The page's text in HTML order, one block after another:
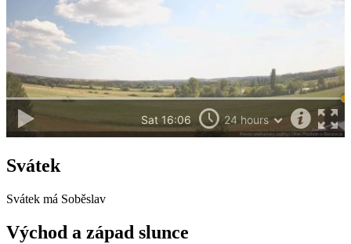
Svátek
Svátek má Soběslav
Východ a západ slunce